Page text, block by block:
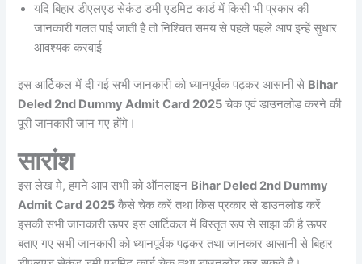
यदि बिहार डीएलएड सेकंड डमी एडमिट कार्ड में किसी भी प्रकार की
जानकारी गलत पाई जाती है तो निश्चित समय से पहले पहले आप इन्हें सुधार
आवश्यक करवाई
इस आर्टिकल में दी गई सभी जानकारी को ध्यानपूर्वक पढ़कर आसानी से Bihar
Deled 2nd Dummy Admit Card 2025 चेक एवं डाउनलोड करने की
पूरी जानकारी जान गए होंगे।
सारांश
इस लेख मे, हमने आप सभी को ऑनलाइन Bihar Deled 2nd Dummy
Admit Card 2025 कैसे चेक करें तथा किस प्रकार से डाउनलोड करें
इसकी सभी जानकारी ऊपर इस आर्टिकल में विस्तृत रूप से साझा की है ऊपर
बताए गए सभी जानकारी को ध्यानपूर्वक पढ़कर तथा जानकार आसानी से बिहार